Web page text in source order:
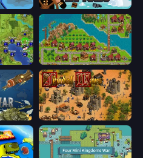
Mk48.io
City Idle
Feudal Wars